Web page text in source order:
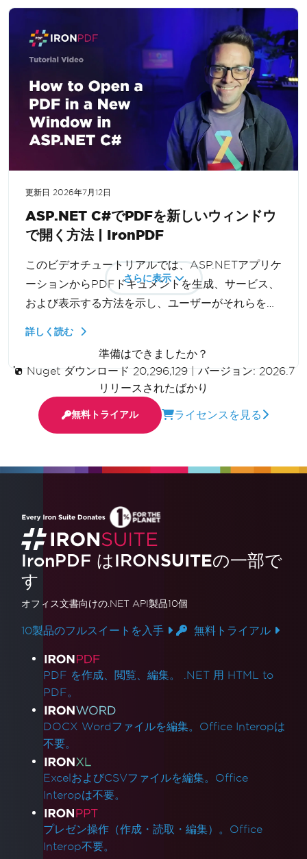
更新日 2026年7月12日
ASP.NET C#でPDFを新しいウィンドウ
で開く方法 | IronPDF
このビデオチュートリアルでは、ASP.NETアプリケ
ーションからPDFドキュメントを生成、サービス、
および表示する方法を示し、ユーザーがそれらを新
ストリーミングを構築します。
詳しく読む
さらに表示
準備はできましたか？
Nuget ダウンロード 20,296,129|バージョン: 2026.7
リリースされたばかり
無料トライアル ライセンスを見る
IronPDF はIRONSUITEの一部で
す
オフィス文書向けの.NET API製品10個
10製品のフルスイートを入手 無料トライアル
製品リンク
PDF を作成、閲覧、編集。 .NET 用 HTML to
PDF。
DOCX Wordファイルを編集。Office Interopは
不要。
ExcelおよびCSVファイルを編集。Office
Interopは不要。
プレゼン操作（作成・読取・編集）。Office
Interop不要。